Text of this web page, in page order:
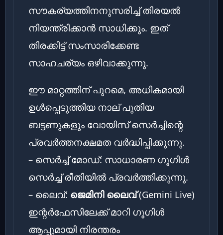
സൗകര്യത്തിനനുസരിച്ച് തിരയൽ
നിയന്ത്രിക്കാൻ സാധിക്കും. ഇത്
തിരക്കിട്ട് സംസാരിക്കേണ്ട
സാഹചര്യം ഒഴിവാക്കുന്നു.
ഈ മാറ്റത്തിന് പുറമെ, അധികമായി
ഉൾപ്പെടുത്തിയ നാല് പുതിയ
ബട്ടണുകളും വോയിസ് സെർച്ചിന്റെ
പ്രവർത്തനക്ഷമത വർദ്ധിപ്പിക്കുന്നു.
– സെർച്ച് മോഡ്: സാധാരണ ഗൂഗിൾ
സെർച്ച് രീതിയിൽ പ്രവർത്തിക്കുന്നു.
– ലൈവ്: ജെമിനി ലൈവ്(Gemini Live)
ഇന്റർഫേസിലേക്ക് മാറി ഗൂഗിൾ
ആപ്പുമായി നിരന്തരം